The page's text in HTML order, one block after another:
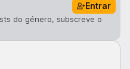
Entrar
do género, subscreve o